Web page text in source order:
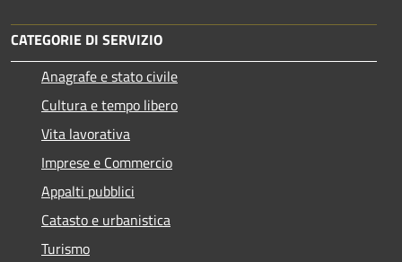
CATEGORIE DI SERVIZIO
Anagrafe e stato civile
Cultura e tempo libero
Vita lavorativa
Imprese e Commercio
Appalti pubblici
Catasto e urbanistica
Turismo